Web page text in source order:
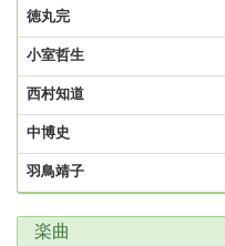
徳丸完
小室哲生
西村知道
中博史
羽鳥靖子
楽曲